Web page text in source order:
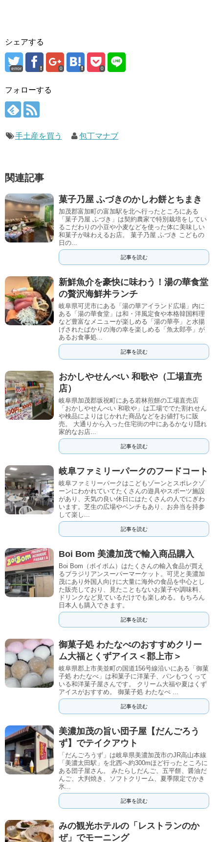
シェアする
error 0 0
フォローする
手土産を買う 包丁マナブ
関連記事
菓子乃屋 ふづきのかしわ餅とちまき
加茂郡富加町の富加駅を北へ行ったところにある
「菓子乃屋 ふづき」は契約農家で特別栽培をしてい
るこだわりの小豆や小麦などを使った体に美味しい
和菓子が味わえるお店。 菓子乃屋 ふづき こどもの
日の...
記事を読む
新鮮魚介を豪快に味わう！湯の華食堂
の贅沢海鮮丼ランチ
岐阜県可児市にある「湯の華アイランド広場」内に
ある「湯の華食堂」は和・洋風定食や本格韓国料理
など豊富なメニューが楽しめる「湯の華亭」と水揚
げされたばかりの海の幸を楽しめる「魚太郎亭」が
あるお食事処...
記事を読む
おかしやせんべい 和歌や（工場直売
店）
岐阜県加茂郡坂祝町にある若林煎餅の工場直売店
「おかしやせんべい 和歌や」は工場ででた割れせん
や検品によりはじかれた商品などをお値打ちに販
売。 大通りから入った住宅街の中にあるかなり隠れ
家的なお店...
記事を読む
岐阜ファミリーパークのフードコート
岐阜ファミリーパークはこどもゾーンとスポレクゾ
ーンにわかれていてたくさんの遊具やスポーツ施設
があり、天気の良い休日にはたくさんの人でにぎわ
います。芝生の広場やベンチもあり、お弁当を持参
して楽し...
記事を読む
Boi Bom 美濃加茂で輸入商品購入
Boi Bom（ボイボム）はたくさんの輸入食品が買え
るブラジリアンスーパーマーケット。可児と美濃加
茂にあり外国人向けに大量に海外の食品を中心とし
た販売しており、見たこともないお菓子や調味料、
ドリンクなど見ているだけでも楽しめる。もちろん
日本人も購入できます。
記事を読む
御菓子処 わたなべのおすすめクリー
ム大福とくずアイス＜郡上市＞
岐阜県郡上市美並町の国道156号線沿いにある「御菓
子処 わたなべ」は和菓子に洋菓子、パンもつくって
いる和洋菓子屋さんです。 クリーム大福や夏はくず
アイスがおすすめ。 御菓子処 わたなべ ...
記事を読む
美濃加茂の旨い団子屋【だんごろう
ず】でテイクアウト
「だんごろうず」は岐阜県美濃加茂市のJR高山本線
「美濃太田駅」を北西へ約300mほど行ったところに
ある団子屋さん。 みたらしだんご、五平餅、醤油だ
んご、大判焼き、ソフトクリーム、夏季限定でかき
氷...
記事を読む
みの観光ホテルの「レストランのか
ぜ」でモーニング